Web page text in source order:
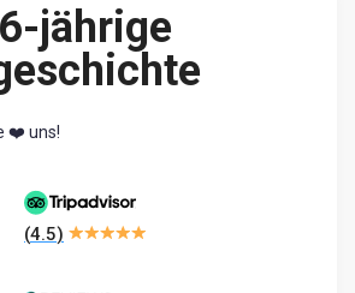
jährige
❤️ uns!
(4.5)